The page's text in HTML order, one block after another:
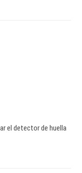
el detector de huella